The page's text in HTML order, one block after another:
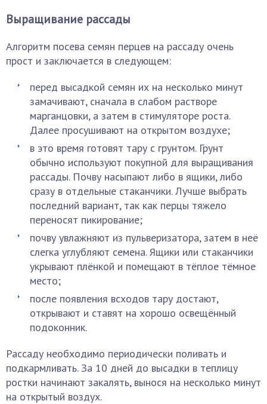
Выращивание рассады
Алгоритм посева семян перцев на рассаду очень
прост и заключается в следующем:
перед высадкой семян их на несколько минут
замачивают, сначала в слабом растворе
марганцовки, а затем в стимуляторе роста.
Далее просушивают на открытом воздухе;
в это время готовят тару с грунтом. Грунт
обычно используют покупной для выращивания
рассады. Почву насыпают либо в ящики, либо
сразу в отдельные стаканчики. Лучше выбрать
последний вариант, так как перцы тяжело
переносят пикирование;
почву увлажняют из пульверизатора, затем в неё
слегка углубляют семена. Ящики или стаканчики
укрывают плёнкой и помещают в тёплое тёмное
место;
после появления всходов тару достают,
открывают и ставят на хорошо освещённый
подоконник.
Рассаду необходимо периодически поливать и
подкармливать. За 10 дней до высадки в теплицу
ростки начинают закалять, вынося на несколько минут
на открытый воздух.